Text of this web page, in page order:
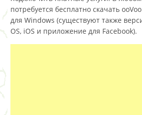
потребуется бесплатно скачать
для Windows (существуют также
OS, iOS и приложение для Facebook).